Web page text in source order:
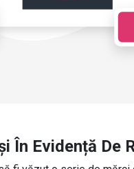
În Evidență De